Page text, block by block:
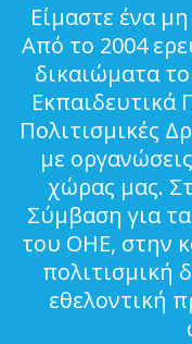
Είμαστε ένα
Από το 2004
δικαιώματα
Εκπαιδευτικά
Πολιτισμικές
με
χώρας μας.
Σύμβαση για
του ΟΗΕ, στην
πολιτισμική
εθελοντική